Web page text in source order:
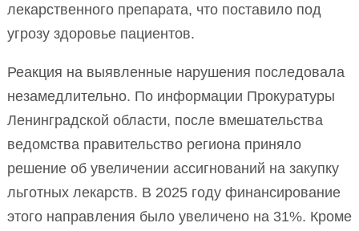
лекарственного препарата, что поставило под
угрозу здоровье пациентов.
Реакция на выявленные нарушения последовала
незамедлительно. По информации Прокуратуры
Ленинградской области, после вмешательства
ведомства правительство региона приняло
решение об увеличении ассигнований на закупку
льготных лекарств. В 2025 году финансирование
этого направления было увеличено на 31%. Кроме